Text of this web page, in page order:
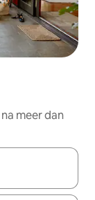
meer dan
je een keuze